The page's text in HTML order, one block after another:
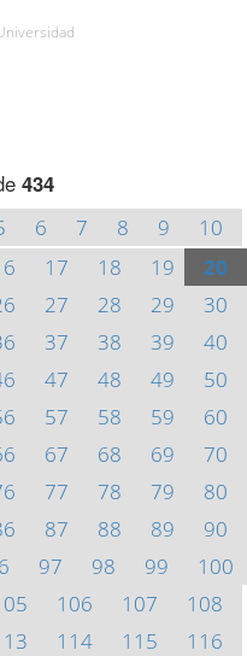
434
6 7 8 9
10
17 18 19
20
27 28 29
30
37 38 39
40
47 48 49
50
57 58 59
60
67 68 69
70
77 78 79
80
87 88 89
90
97 98 99
100
106 107
108
114 115
116